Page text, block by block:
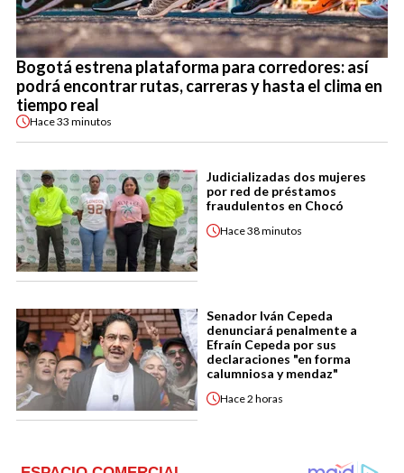
Bogotá estrena plataforma para corredores: así
podrá encontrar rutas, carreras y hasta el clima en
tiempo real
Hace33 minutos
Judicializadas dos mujeres
por red de préstamos
fraudulentos en Chocó
Hace38 minutos
Senador Iván Cepeda
denunciará penalmente a
Efraín Cepeda por sus
declaraciones "en forma
calumniosa y mendaz"
Hace2 horas